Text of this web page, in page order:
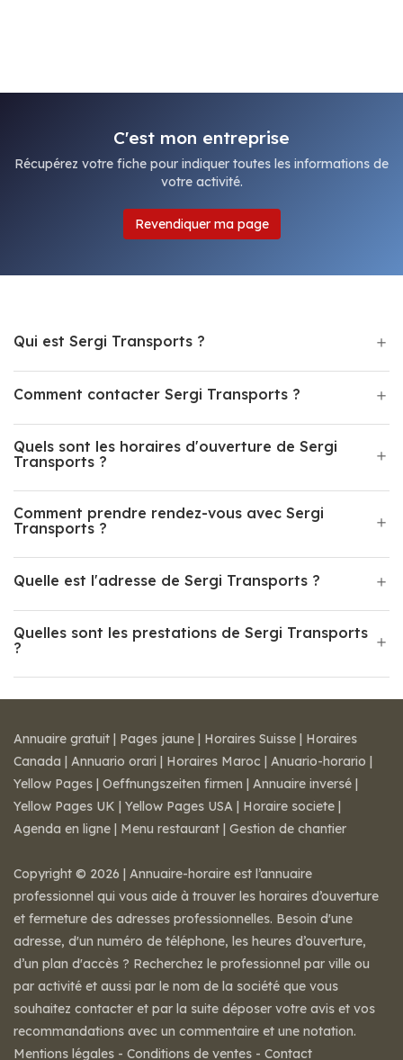
C'est mon entreprise
Récupérez votre fiche pour indiquer toutes les informations de
votre activité.
Revendiquer ma page
Qui est Sergi Transports ?
Comment contacter Sergi Transports ?
Quels sont les horaires d'ouverture de Sergi
Transports ?
Comment prendre rendez-vous avec Sergi
Transports ?
Quelle est l'adresse de Sergi Transports ?
Quelles sont les prestations de Sergi Transports
?
Annuaire gratuit | Pages jaune | Horaires Suisse | Horaires
Canada | Annuario orari | Horaires Maroc | Anuario-horario |
Yellow Pages | Oeffnungszeiten firmen | Annuaire inversé |
Yellow Pages UK | Yellow Pages USA | Horaire societe |
Agenda en ligne | Menu restaurant | Gestion de chantier
Copyright © 2026 | Annuaire-horaire est l’annuaire
professionnel qui vous aide à trouver les horaires d’ouverture
et fermeture des adresses professionnelles. Besoin d'une
adresse, d'un numéro de téléphone, les heures d’ouverture,
d’un plan d'accès ? Recherchez le professionnel par ville ou
par activité et aussi par le nom de la société que vous
souhaitez contacter et par la suite déposer votre avis et vos
recommandations avec un commentaire et une notation.
Mentions légales - Conditions de ventes - Contact